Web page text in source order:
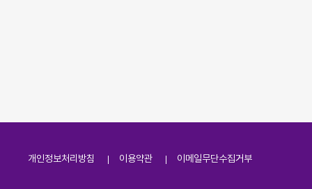
개인정보처리방침 이용약관 이메일무단수집거부